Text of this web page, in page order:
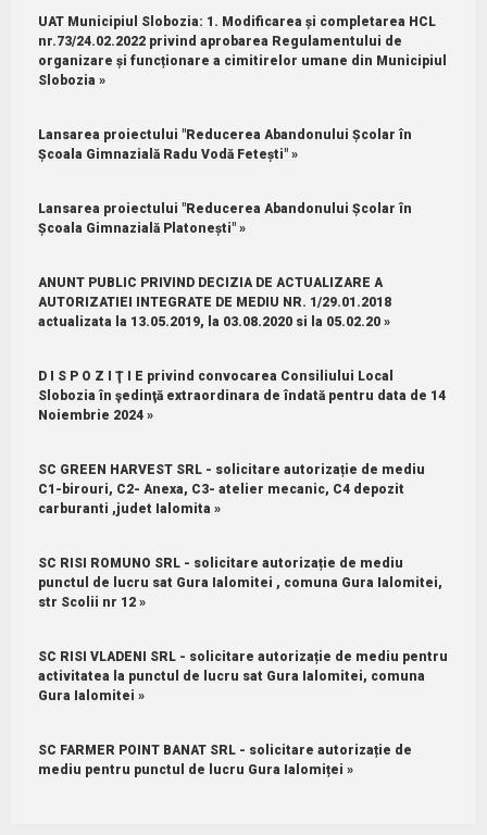
UAT Municipiul Slobozia: 1.⁠ ⁠Modificarea și completarea HCL
nr.73/24.02.2022 privind aprobarea Regulamentului de
organizare și funcționare a cimitirelor umane din Municipiul
Slobozia »
Lansarea proiectului "Reducerea Abandonului Școlar în
Școala Gimnazială Radu Vodă Fetești" »
Lansarea proiectului "Reducerea Abandonului Școlar în
Școala Gimnazială Platonești" »
ANUNT PUBLIC PRIVIND DECIZIA DE ACTUALIZARE A
AUTORIZATIEI INTEGRATE DE MEDIU NR. 1/29.01.2018
actualizata la 13.05.2019, la 03.08.2020 si la 05.02.20 »
D I S P O Z I Ţ I E privind convocarea Consiliului Local
Slobozia în şedinţă extraordinara de îndată pentru data de 14
Noiembrie 2024 »
SC GREEN HARVEST SRL - solicitare autorizație de mediu
C1-birouri, C2- Anexa, C3- atelier mecanic, C4 depozit
carburanti ,judet Ialomita »
SC RISI ROMUNO SRL - solicitare autorizație de mediu
punctul de lucru sat Gura Ialomitei , comuna Gura Ialomitei,
str Scolii nr 12 »
SC RISI VLADENI SRL - solicitare autorizație de mediu pentru
activitatea la punctul de lucru sat Gura Ialomitei, comuna
Gura Ialomitei »
SC FARMER POINT BANAT SRL - solicitare autorizație de
mediu pentru punctul de lucru Gura Ialomiței »